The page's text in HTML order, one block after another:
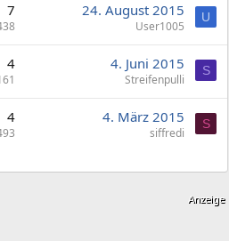
7 24. August 2015
User1005
U
4 4. Juni 2015
Streifenpulli
S
4 4. März 2015
siffredi
S